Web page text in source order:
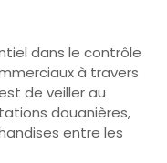
dans le contrôle
à travers
de veiller au
douanières,
entre les